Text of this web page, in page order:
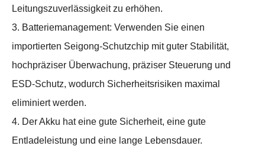
Leitungszuverlässigkeit zu erhöhen.
3. Batteriemanagement: Verwenden Sie einen
importierten Seigong-Schutzchip mit guter Stabilität,
hochpräziser Überwachung, präziser Steuerung und
ESD-Schutz, wodurch Sicherheitsrisiken maximal
eliminiert werden.
4. Der Akku hat eine gute Sicherheit, eine gute
Entladeleistung und eine lange Lebensdauer.